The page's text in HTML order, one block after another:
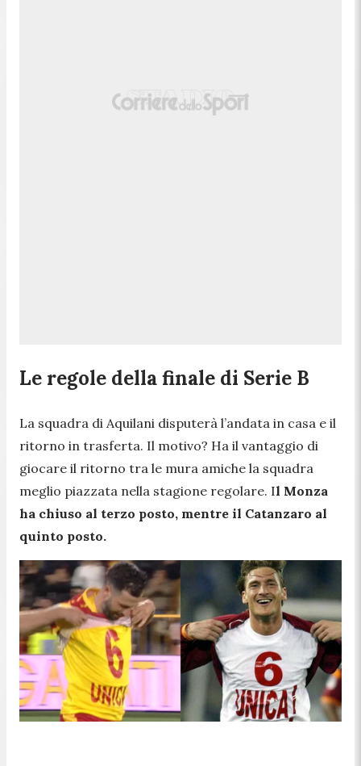
Le regole della finale di Serie B
La squadra di Aquilani disputerà l’andata in casa e il
ritorno in trasferta. Il motivo? Ha il vantaggio di
giocare il ritorno tra le mura amiche la squadra
meglio piazzata nella stagione regolare. Il Monza
ha chiuso al terzo posto, mentre il Catanzaro al
quinto posto.